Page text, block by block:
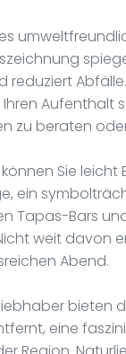
reduziert
Aufenthalt
zu beraten
Sie leicht
ein
Tapas-Bars
weit davon
Abend.
bieten
eine